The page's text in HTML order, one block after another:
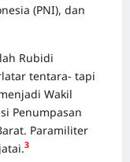
(PNI), dan
Rubidi
tentara- tapi
Wakil
Penumpasan
Paramiliter
3